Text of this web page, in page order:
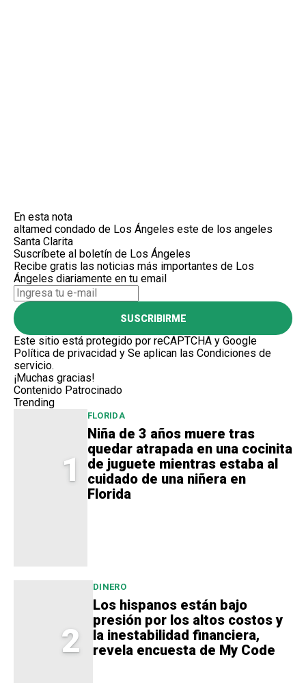
En esta nota
altamed condado de Los Ángeles este de los angeles
Santa Clarita
Suscríbete al boletín de Los Ángeles
Recibe gratis las noticias más importantes de Los
Ángeles diariamente en tu email
SUSCRIBIRME
Este sitio está protegido por reCAPTCHA y Google
Política de privacidad y Se aplican las Condiciones de
servicio.
¡Muchas gracias!
Contenido Patrocinado
Trending
1
FLORIDA
Niña de 3 años muere tras
quedar atrapada en una cocinita
de juguete mientras estaba al
cuidado de una niñera en
Florida
2
DINERO
Los hispanos están bajo
presión por los altos costos y
la inestabilidad financiera,
revela encuesta de My Code